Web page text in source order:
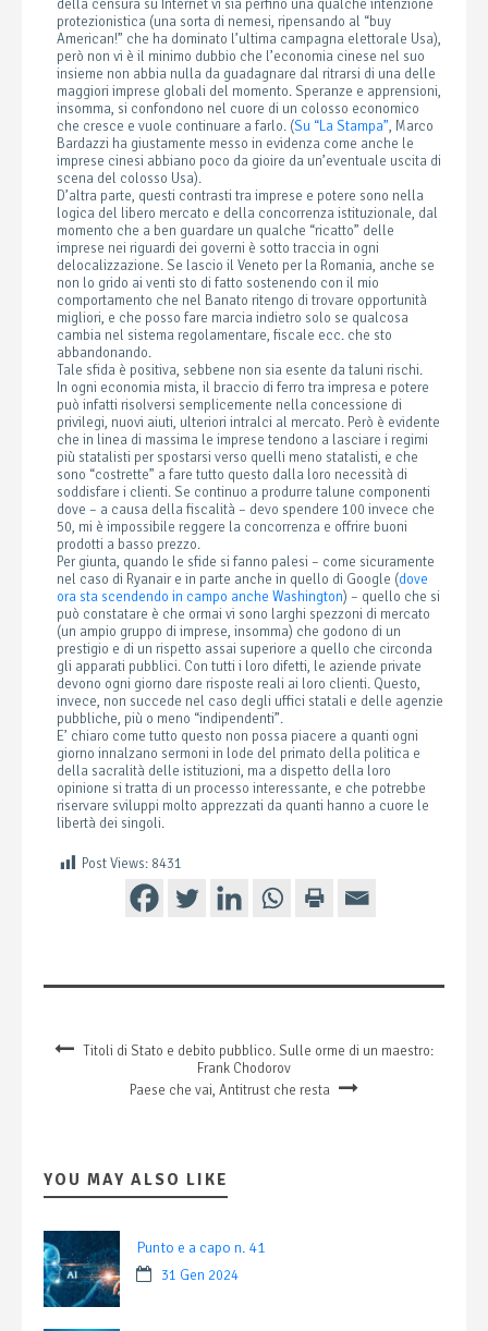
della censura su Internet vi sia perfino una qualche intenzione
protezionistica (una sorta di nemesi, ripensando al “buy
American!” che ha dominato l’ultima campagna elettorale Usa),
però non vi è il minimo dubbio che l’economia cinese nel suo
insieme non abbia nulla da guadagnare dal ritrarsi di una delle
maggiori imprese globali del momento. Speranze e apprensioni,
insomma, si confondono nel cuore di un colosso economico
che cresce e vuole continuare a farlo. (Su “La Stampa”, Marco
Bardazzi ha giustamente messo in evidenza come anche le
imprese cinesi abbiano poco da gioire da un’eventuale uscita di
scena del colosso Usa).
D’altra parte, questi contrasti tra imprese e potere sono nella
logica del libero mercato e della concorrenza istituzionale, dal
momento che a ben guardare un qualche “ricatto” delle
imprese nei riguardi dei governi è sotto traccia in ogni
delocalizzazione. Se lascio il Veneto per la Romania, anche se
non lo grido ai venti sto di fatto sostenendo con il mio
comportamento che nel Banato ritengo di trovare opportunità
migliori, e che posso fare marcia indietro solo se qualcosa
cambia nel sistema regolamentare, fiscale ecc. che sto
abbandonando.
Tale sfida è positiva, sebbene non sia esente da taluni rischi.
In ogni economia mista, il braccio di ferro tra impresa e potere
può infatti risolversi semplicemente nella concessione di
privilegi, nuovi aiuti, ulteriori intralci al mercato. Però è evidente
che in linea di massima le imprese tendono a lasciare i regimi
più statalisti per spostarsi verso quelli meno statalisti, e che
sono “costrette” a fare tutto questo dalla loro necessità di
soddisfare i clienti. Se continuo a produrre talune componenti
dove – a causa della fiscalità – devo spendere 100 invece che
50, mi è impossibile reggere la concorrenza e offrire buoni
prodotti a basso prezzo.
Per giunta, quando le sfide si fanno palesi – come sicuramente
nel caso di Ryanair e in parte anche in quello di Google (dove
ora sta scendendo in campo anche Washington) – quello che si
può constatare è che ormai vi sono larghi spezzoni di mercato
(un ampio gruppo di imprese, insomma) che godono di un
prestigio e di un rispetto assai superiore a quello che circonda
gli apparati pubblici. Con tutti i loro difetti, le aziende private
devono ogni giorno dare risposte reali ai loro clienti. Questo,
invece, non succede nel caso degli uffici statali e delle agenzie
pubbliche, più o meno “indipendenti”.
E’ chiaro come tutto questo non possa piacere a quanti ogni
giorno innalzano sermoni in lode del primato della politica e
della sacralità delle istituzioni, ma a dispetto della loro
opinione si tratta di un processo interessante, e che potrebbe
riservare sviluppi molto apprezzati da quanti hanno a cuore le
libertà dei singoli.
Post Views: 8431
Titoli di Stato e debito pubblico. Sulle orme di un maestro:
Frank Chodorov
Paese che vai, Antitrust che resta
YOU MAY ALSO LIKE
Punto e a capo n. 41
31 Gen 2024